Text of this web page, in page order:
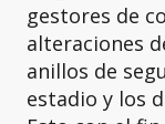
gestores de
alteraciones
anillos de
estadio y los